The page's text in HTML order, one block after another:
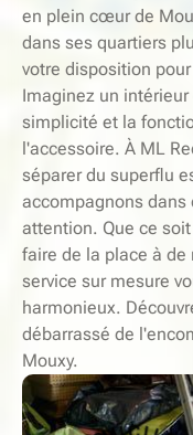
en plein cœur de
dans ses quartiers
votre disposition
Imaginez un
simplicité et la
l'accessoire. À ML
séparer du superflu
accompagnons dans
attention. Que ce
faire de la place à
service sur mesure
harmonieux.
débarrassé de
Mouxy.